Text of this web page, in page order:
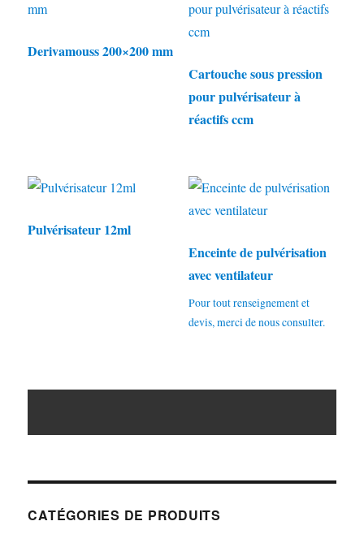
Derivamouss 200×200 mm
Cartouche sous pression
pour pulvérisateur à
réactifs ccm
Pulvérisateur 12ml
Enceinte de pulvérisation
avec ventilateur
Pour tout renseignement et
devis, merci de nous consulter.
CATÉGORIES DE PRODUITS